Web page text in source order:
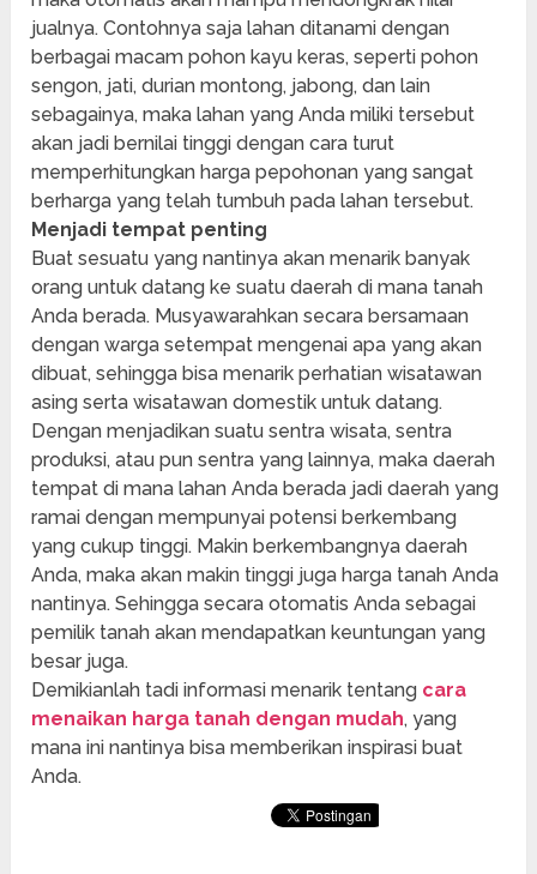
jualnya. Contohnya saja lahan ditanami dengan
berbagai macam pohon kayu keras, seperti pohon
sengon, jati, durian montong, jabong, dan lain
sebagainya, maka lahan yang Anda miliki tersebut
akan jadi bernilai tinggi dengan cara turut
memperhitungkan harga pepohonan yang sangat
berharga yang telah tumbuh pada lahan tersebut.
Menjadi tempat penting
Buat sesuatu yang nantinya akan menarik banyak
orang untuk datang ke suatu daerah di mana tanah
Anda berada. Musyawarahkan secara bersamaan
dengan warga setempat mengenai apa yang akan
dibuat, sehingga bisa menarik perhatian wisatawan
asing serta wisatawan domestik untuk datang.
Dengan menjadikan suatu sentra wisata, sentra
produksi, atau pun sentra yang lainnya, maka daerah
tempat di mana lahan Anda berada jadi daerah yang
ramai dengan mempunyai potensi berkembang
yang cukup tinggi. Makin berkembangnya daerah
Anda, maka akan makin tinggi juga harga tanah Anda
nantinya. Sehingga secara otomatis Anda sebagai
pemilik tanah akan mendapatkan keuntungan yang
besar juga.
Demikianlah tadi informasi menarik tentang cara
menaikan harga tanah dengan mudah, yang
mana ini nantinya bisa memberikan inspirasi buat
Anda.